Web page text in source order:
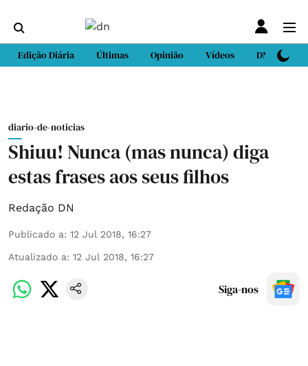
Edição Diária Últimas Opinião Vídeos DN Sport
diario-de-noticias
Shiuu! Nunca (mas nunca) diga
estas frases aos seus filhos
Redação DN
Publicado a: 12 Jul 2018, 16:27
Atualizado a: 12 Jul 2018, 16:27
Siga-nos